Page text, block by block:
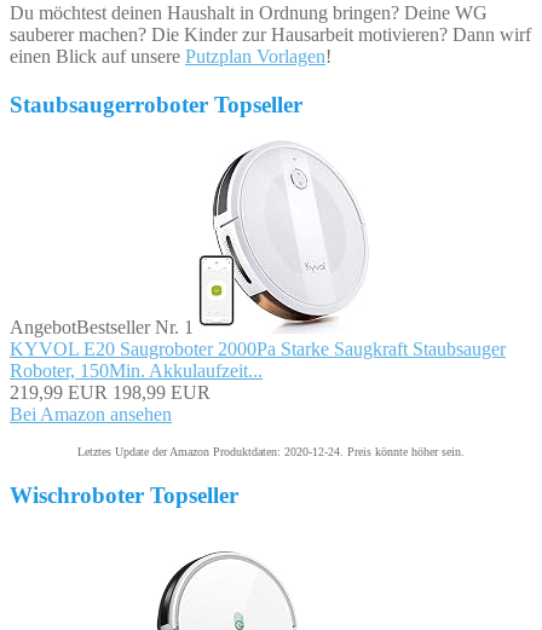
Du möchtest deinen Haushalt in Ordnung bringen? Deine WG
sauberer machen? Die Kinder zur Hausarbeit motivieren? Dann wirf
einen Blick auf unsere Putzplan Vorlagen!
Staubsaugerroboter Topseller
AngebotBestseller Nr. 1
KYVOL E20 Saugroboter 2000Pa Starke Saugkraft Staubsauger
Roboter, 150Min. Akkulaufzeit...
219,99 EUR 198,99 EUR
Bei Amazon ansehen
Letztes Update der Amazon Produktdaten: 2020-12-24. Preis könnte höher sein.
Wischroboter Topseller